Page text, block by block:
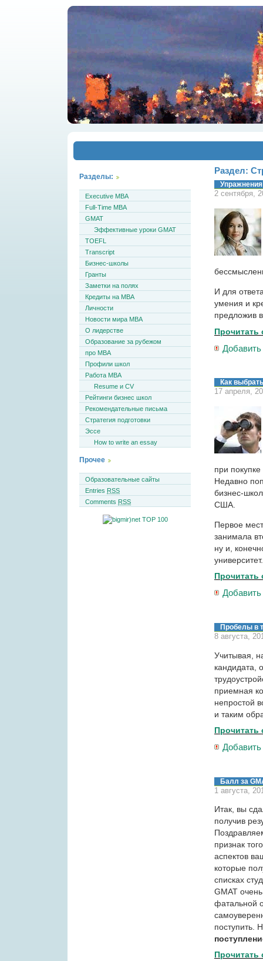
Раздел:
Упражнения
2 сентября,
И для
умения и
предложив
Прочитать
Как
17 апреля,
при
Недавно
бизнес-
США.
Первое
занимала
ну и,
Прочитать
Пробелы в
8 августа,
Учитывая,
кандидата,
приемная
непростой
и таким
Прочитать
Балл за
1 августа,
Итак, вы
получив
признак
аспектов
которые
списках
GMAT
фатальной
поступить.
Прочитать
Разделы:
Executive MBA
Full-Time MBA
GMAT
Эффективные уроки GMAT
TOEFL
Transcript
Бизнес-школы
Гранты
Заметки на полях
Кредиты на MBA
Личности
Новости мира MBA
О лидерстве
Образование за рубежом
про MBA
Профили школ
Работа MBA
Resume и CV
Рейтинги бизнес школ
Рекомендательные письма
Стратегия подготовки
Эссе
How to write an essay
Прочее
Образовательные сайты
Entries RSS
Comments RSS